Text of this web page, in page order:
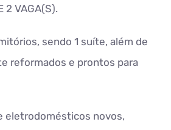
2 VAGA(S).
sendo 1 suíte, além de
reformados e prontos para
eletrodomésticos novos,